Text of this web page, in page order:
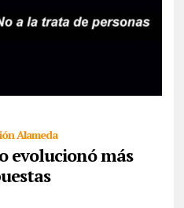
Alameda
evolucionó más
2014 el 30 de julio día para
de las víctimas. La
y ...